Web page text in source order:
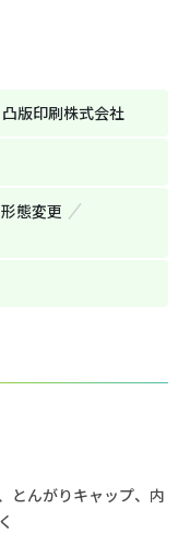
凸版印刷株式会社
態変更
とんがりキャップ、内